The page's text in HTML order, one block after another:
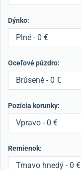
Dýnko:
Plné - 0 €
Oceľové púzdro:
Brúsené - 0 €
Pozícia korunky:
Vpravo - 0 €
Remienok:
Tmavo hnedý - 0 €